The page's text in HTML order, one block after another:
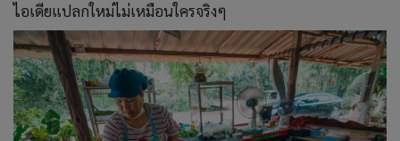
ไอเดียแปลกใหม่ไม่เหมือนใครจริงๆ